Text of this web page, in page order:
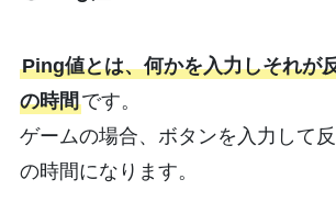
Ping値とは、何かを入力しそれが
の時間です。
ゲームの場合、ボタンを入力して
の時間になります。